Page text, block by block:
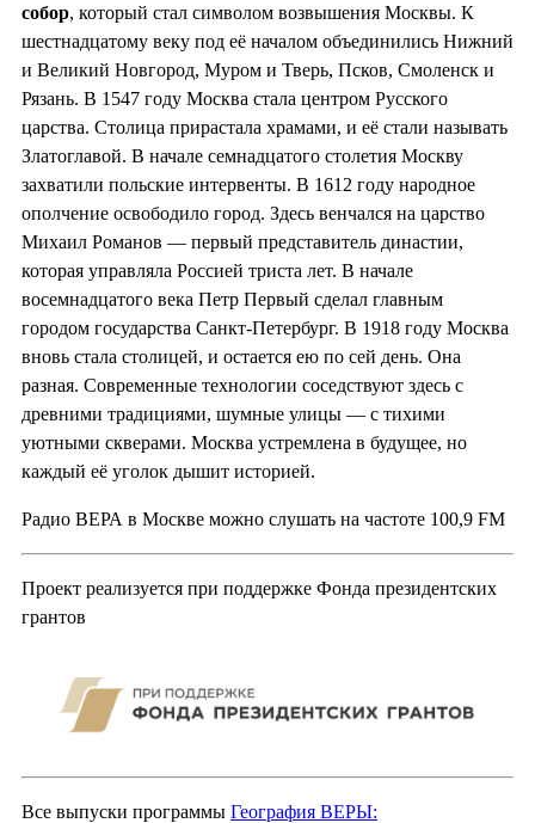
собор, который стал символом возвышения Москвы. К
шестнадцатому веку под её началом объединились Нижний
и Великий Новгород, Муром и Тверь, Псков, Смоленск и
Рязань. В 1547 году Москва стала центром Русского
царства. Столица прирастала храмами, и её стали называть
Златоглавой. В начале семнадцатого столетия Москву
захватили польские интервенты. В 1612 году народное
ополчение освободило город. Здесь венчался на царство
Михаил Романов — первый представитель династии,
которая управляла Россией триста лет. В начале
восемнадцатого века Петр Первый сделал главным
городом государства Санкт-Петербург. В 1918 году Москва
вновь стала столицей, и остается ею по сей день. Она
разная. Современные технологии соседствуют здесь с
древними традициями, шумные улицы — с тихими
уютными скверами. Москва устремлена в будущее, но
каждый её уголок дышит историей.
Радио ВЕРА в Москве можно слушать на частоте 100,9 FM
Проект реализуется при поддержке Фонда президентских
грантов
Все выпуски программы География ВЕРЫ: